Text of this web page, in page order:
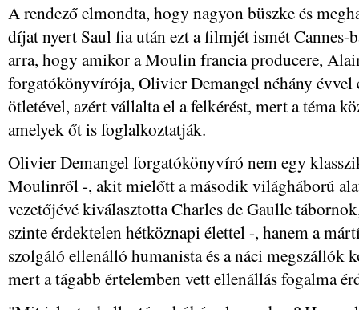
A rendező elmondta, hogy nagyon büszke és
díjat nyert Saul fia után ezt a filmjét ismét Cannes-
arra, hogy amikor a Moulin francia producere,
forgatókönyvírója, Olivier Demangel néhány évvel
ötletével, azért vállalta el a felkérést, mert a téma
amelyek őt is foglalkoztatják.
Olivier Demangel forgatókönyvíró nem egy
Moulinről -, akit mielőtt a második világháború
vezetőjévé kiválasztotta Charles de Gaulle
szinte érdektelen hétköznapi élettel -, hanem a
szolgáló ellenálló humanista és a náci megszállók
mert a tágabb értelemben vett ellenállás fogalma